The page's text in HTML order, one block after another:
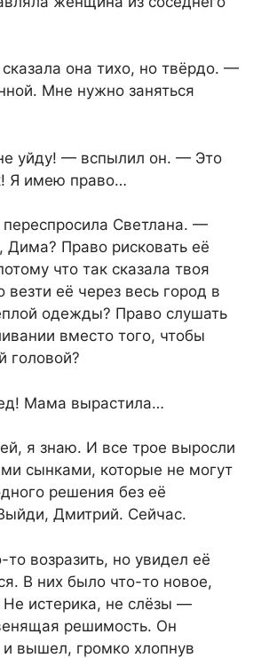
она тихо, но твёрдо. —
Мне нужно заняться
уйду! — вспылил он. — Это
Я имею право…
Светлана. —
Дима? Право рисковать её
что так сказала твоя
её через весь город в
одежды? Право слушать
вместо того, чтобы
головой?
Мама вырастила…
я знаю. И все трое выросли
сынками, которые не могут
решения без её
Дмитрий. Сейчас.
то возразить, но увидел её
В них было что-то новое,
Не истерика, не слёзы —
решимость. Он
и вышел, громко хлопнув